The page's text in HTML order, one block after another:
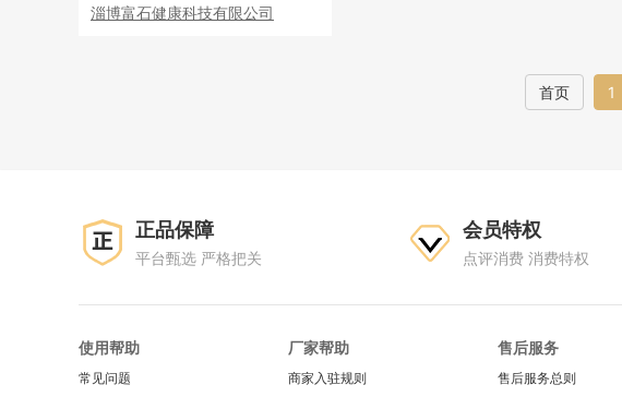
淄博富石健康科技有限公司
首页 1
正品保障
平台甄选 严格把关
会员特权
点评消费 消费特权
使用帮助
常见问题
厂家帮助
商家入驻规则
售后服务
售后服务总则